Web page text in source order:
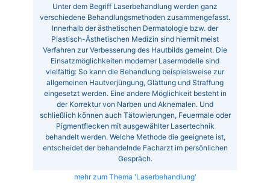
Unter dem Begriff Laserbehandlung werden ganz
verschiedene Behandlungsmethoden zusammengefasst.
Innerhalb der ästhetischen Dermatologie bzw. der
Plastisch-Ästhetischen Medizin sind hiermit meist
Verfahren zur Verbesserung des Hautbilds gemeint. Die
Einsatzmöglichkeiten moderner Lasermodelle sind
vielfältig: So kann die Behandlung beispielsweise zur
allgemeinen Hautverjüngung, Glättung und Straffung
eingesetzt werden. Eine andere Möglichkeit besteht in
der Korrektur von Narben und Aknemalen. Und
schließlich können auch Tätowierungen, Feuermale oder
Pigmentflecken mit ausgewählter Lasertechnik
behandelt werden. Welche Methode die geeignete ist,
entscheidet der behandelnde Facharzt im persönlichen
Gespräch.
mehr zum Thema 'Laserbehandlung'